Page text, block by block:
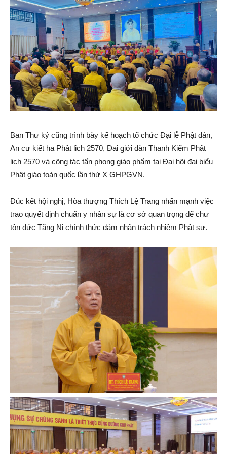
Ban Thư ký cũng trình bày kế hoạch tổ chức Đại lễ Phật đản,
An cư kiết hạ Phật lịch 2570, Đại giới đàn Thanh Kiểm Phật
lịch 2570 và công tác tấn phong giáo phẩm tại Đại hội đại biểu
Phật giáo toàn quốc lần thứ X GHPGVN.
Đúc kết hội nghị, Hòa thượng Thích Lệ Trang nhấn mạnh việc
trao quyết định chuẩn y nhân sự là cơ sở quan trọng để chư
tôn đức Tăng Ni chính thức đảm nhận trách nhiệm Phật sự.